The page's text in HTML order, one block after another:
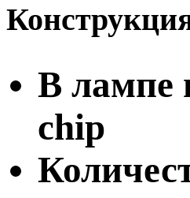
В лампе
chip